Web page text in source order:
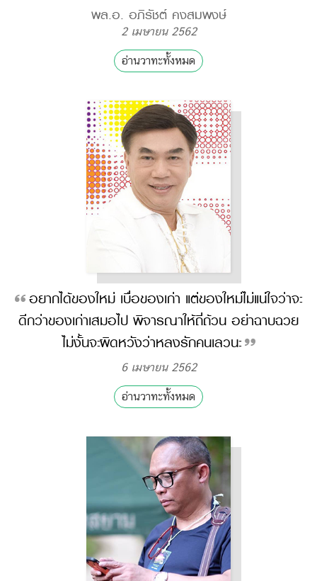
พล.อ. อภิรัชต์ คงสมพงษ์
2 เมษายน 2562
อ่านวาทะทั้งหมด
อยากได้ของใหม่ เบื่อของเก่า แต่ของใหม่ไม่แน่ใจว่าจะ
ดีกว่าของเก่าเสมอไป พิจารณาให้ถี่ถ้วน อย่าฉาบฉวย
ไม่งั้นจะผิดหวังว่าหลงรักคนเลวนะ
6 เมษายน 2562
อ่านวาทะทั้งหมด